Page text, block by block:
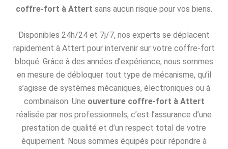
coffre-fort à Attert sans aucun risque pour vos biens.
Disponibles 24h/24 et 7j/7, nos experts se déplacent
rapidement à Attert pour intervenir sur votre coffre-fort
bloqué. Grâce à des années d’expérience, nous sommes
en mesure de débloquer tout type de mécanisme, qu’il
s’agisse de systèmes mécaniques, électroniques ou à
combinaison. Une ouverture coffre-fort à Attert
réalisée par nos professionnels, c’est l’assurance d’une
prestation de qualité et d’un respect total de votre
équipement. Nous sommes équipés pour répondre à